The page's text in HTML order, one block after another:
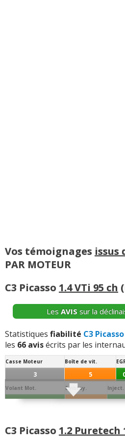
redémarrage.
Vos témoignages issus
PAR MOTEUR
C3 Picasso 1.4 VTi 95 ch
Les AVIS sur la
Statistiques fiabilité C3 Picasso
les 66 avisécrits par les
Casse Moteur Boîte de vit.
3 5
Volant Mot. Embray. Inject.
0 4 0
1 1 26 2
C3 Picasso 1.2 Puretech